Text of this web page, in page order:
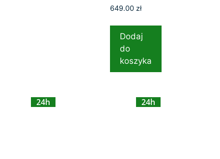
649.00 zł
Dodaj
do
koszyka
24h 24h